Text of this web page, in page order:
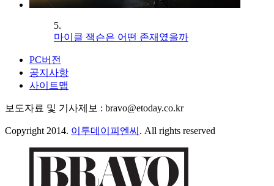
5.
마이클 잭슨은 어떤 존재였을까
PC버전
공지사항
사이트맵
보도자료 및 기사제보 : bravo@etoday.co.kr
Copyright 2014. 이투데이피엔씨 . All rights reserved